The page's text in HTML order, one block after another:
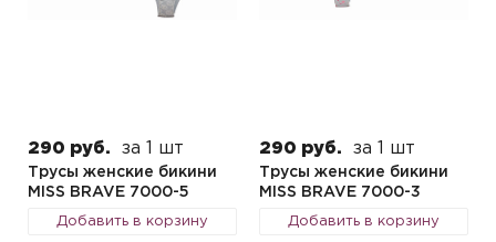
290 руб. за 1 шт
Трусы женские бикини
MISS BRAVE 7000-5
Добавить в корзину
290 руб. за 1 шт
Трусы женские бикини
MISS BRAVE 7000-3
Добавить в корзину